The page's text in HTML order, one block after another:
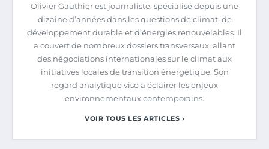
Olivier Gauthier est journaliste, spécialisé depuis une
dizaine d’années dans les questions de climat, de
développement durable et d’énergies renouvelables. Il
a couvert de nombreux dossiers transversaux, allant
des négociations internationales sur le climat aux
initiatives locales de transition énergétique. Son
regard analytique vise à éclairer les enjeux
environnementaux contemporains.
VOIR TOUS LES ARTICLES ›